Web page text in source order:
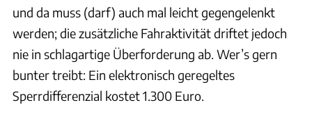
und da muss (darf) auch mal leicht gegengelenkt
werden; die zusätzliche Fahraktivität driftet jedoch
nie in schlagartige Überforderung ab. Wer’s gern
bunter treibt: Ein elektronisch geregeltes
Sperrdifferenzial kostet 1.300 Euro.